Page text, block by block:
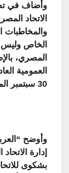
وأضاف في
الاتحاد
والمخاطبات
الخاص وليس
المصري،
30 سبتمبر الماضيين .
وأوضح
إدارة
بشكوى